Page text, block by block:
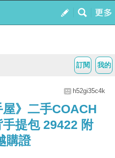
我的
訂閱
h52gi35c4k
》二手COACH
提包 29422 附
購證